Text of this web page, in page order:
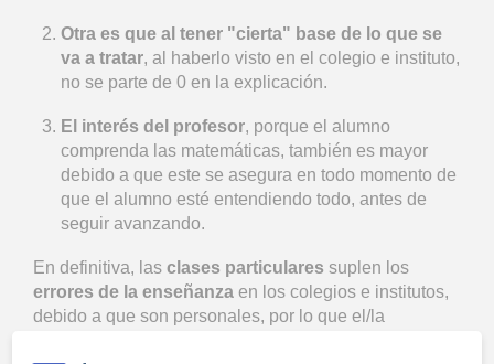
Otra es que al tener "cierta" base de lo que se
va a tratar, al haberlo visto en el colegio e instituto,
no se parte de 0 en la explicación.
El interés del profesor, porque el alumno
comprenda las matemáticas, también es mayor
debido a que este se asegura en todo momento de
que el alumno esté entendiendo todo, antes de
seguir avanzando.
En definitiva, las clases particulares suplen los
errores de la enseñanza en los colegios e institutos,
debido a que son personales, por lo que el/la